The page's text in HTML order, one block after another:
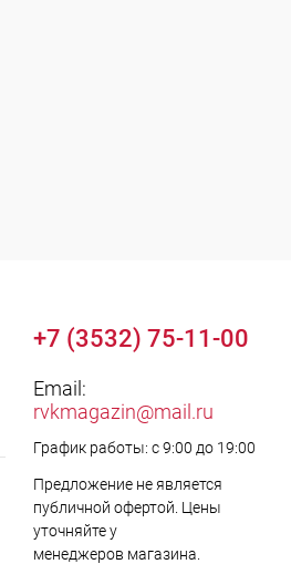
+7 (3532) 75-11-00
Email:
rvkmagazin@mail.ru
График работы: с 9:00 до 19:00
Предложение не является
публичной офертой. Цены
уточняйте у
менеджеров магазина.